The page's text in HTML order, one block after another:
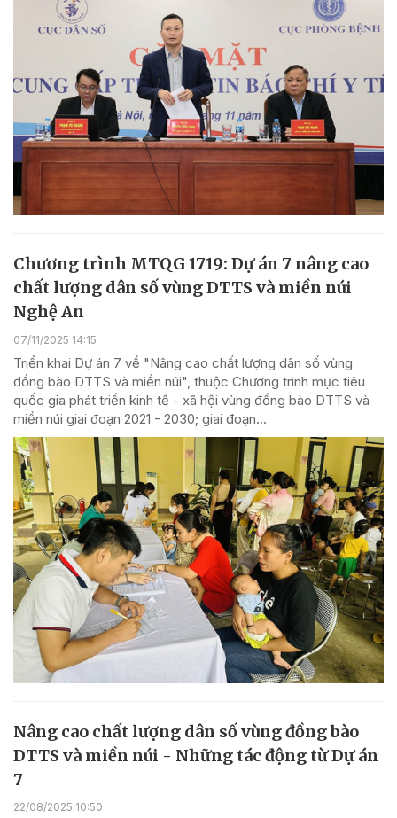
Chương trình MTQG 1719: Dự án 7 nâng cao
chất lượng dân số vùng DTTS và miền núi
Nghệ An
07/11/2025 14:15
Triển khai Dự án 7 về "Nâng cao chất lượng dân số vùng
đồng bào DTTS và miền núi", thuộc Chương trình mục tiêu
quốc gia phát triển kinh tế - xã hội vùng đồng bào DTTS và
miền núi giai đoạn 2021 - 2030; giai đoạn...
Nâng cao chất lượng dân số vùng đồng bào
DTTS và miền núi - Những tác động từ Dự án
7
22/08/2025 10:50